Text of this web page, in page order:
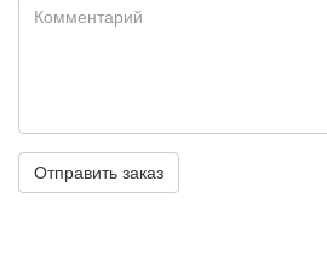
выступления
Отправить заказ